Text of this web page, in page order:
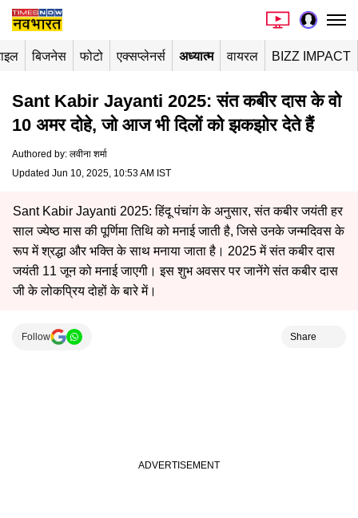
बिजनेस फोटो एक्सप्लेनर्स अध्यात्म वायरल BIZZ IMPACT
Sant Kabir Jayanti 2025: संत कबीर दास के वो
10 अमर दोहे, जो आज भी दिलों को झकझोर देते हैं
Authored by: लवीना शर्मा
Updated Jun 10, 2025, 10:53 AM IST
Sant Kabir Jayanti 2025: हिंदू पंचांग के अनुसार, संत कबीर जयंती हर
साल ज्येष्ठ मास की पूर्णिमा तिथि को मनाई जाती है, जिसे उनके जन्मदिवस के
रूप में श्रद्धा और भक्ति के साथ मनाया जाता है। 2025 में संत कबीर दास
जयंती 11 जून को मनाई जाएगी। इस शुभ अवसर पर जानेंगे संत कबीर दास
जी के लोकप्रिय दोहों के बारे में।
Follow Share